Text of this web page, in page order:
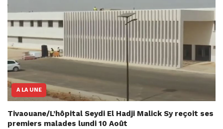
A LA UNE
Tivaouane/L’hôpital Seydi El Hadji Malick Sy reçoit ses
premiers malades lundi 10 Août